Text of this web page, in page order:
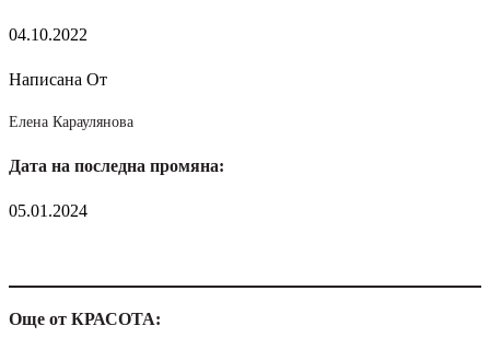
04.10.2022
Написана От
Елена Караулянова
Дата на последна промяна:
05.01.2024
Още от КРАСОТА: